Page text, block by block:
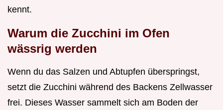
kennt.
Warum die Zucchini im Ofen
wässrig werden
Wenn du das Salzen und Abtupfen überspringst,
setzt die Zucchini während des Backens Zellwasser
frei. Dieses Wasser sammelt sich am Boden der